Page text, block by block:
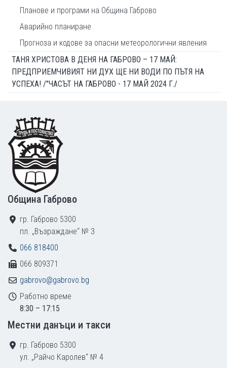
Планове и програми на Община Габрово
Аварийно планиране
Прогноза и кодове за опасни метеорологични явления
ТАНЯ ХРИСТОВА В ДЕНЯ НА ГАБРОВО – 17 МАЙ:
ПРЕДПРИЕМЧИВИЯТ НИ ДУХ ЩЕ НИ ВОДИ ПО ПЪТЯ НА
УСПЕХА! /"ЧАСЪТ НА ГАБРОВО - 17 МАЙ 2024 Г./
Footer
Община Габрово
гр. Габрово 5300
пл. „Възраждане“ № 3
066 818400
066 809371
gabrovo@gabrovo.bg
Работно време
8:30 – 17:15
Местни данъци и такси
гр. Габрово 5300
ул. „Райчо Каролев“ № 4